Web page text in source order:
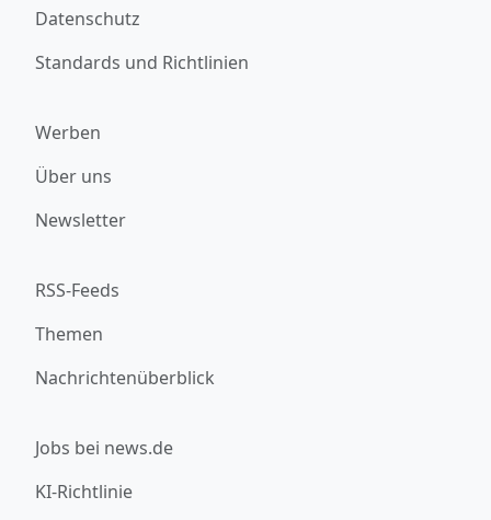
Datenschutz
Standards und Richtlinien
Werben
Über uns
Newsletter
RSS-Feeds
Themen
Nachrichtenüberblick
Jobs bei news.de
KI-Richtlinie